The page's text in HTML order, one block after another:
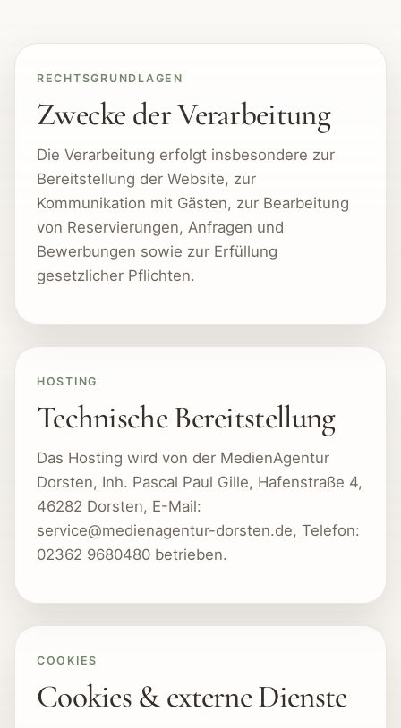
RECHTSGRUNDLAGEN
Zwecke der Verarbeitung
Die Verarbeitung erfolgt insbesondere zur
Bereitstellung der Website, zur
Kommunikation mit Gästen, zur Bearbeitung
von Reservierungen, Anfragen und
Bewerbungen sowie zur Erfüllung
gesetzlicher Pflichten.
HOSTING
Technische Bereitstellung
Das Hosting wird von der MedienAgentur
Dorsten, Inh. Pascal Paul Gille, Hafenstraße 4,
46282 Dorsten, E-Mail:
service@medienagentur-dorsten.de, Telefon:
02362 9680480 betrieben.
COOKIES
Cookies & externe Dienste